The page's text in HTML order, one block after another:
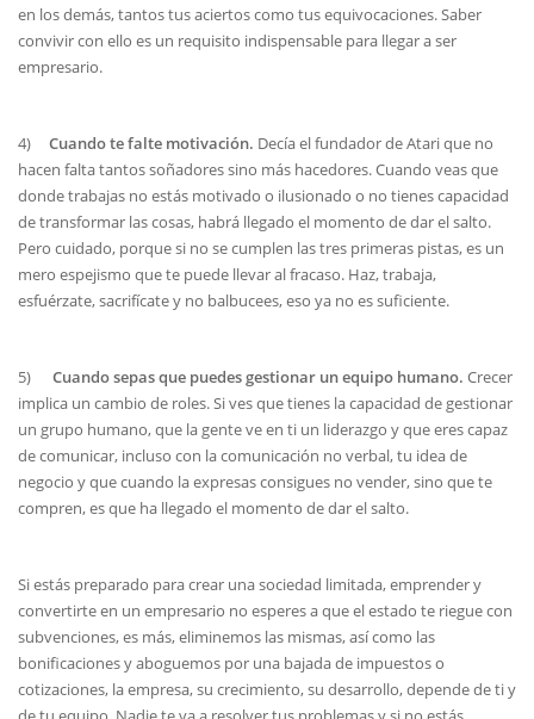
en los demás, tantos tus aciertos como tus equivocaciones. Saber
convivir con ello es un requisito indispensable para llegar a ser
empresario.
4) Cuando te falte motivación. Decía el fundador de Atari que no
hacen falta tantos soñadores sino más hacedores. Cuando veas que
donde trabajas no estás motivado o ilusionado o no tienes capacidad
de transformar las cosas, habrá llegado el momento de dar el salto.
Pero cuidado, porque si no se cumplen las tres primeras pistas, es un
mero espejismo que te puede llevar al fracaso. Haz, trabaja,
esfuérzate, sacrifícate y no balbucees, eso ya no es suficiente.
5) Cuando sepas que puedes gestionar un equipo humano. Crecer
implica un cambio de roles. Si ves que tienes la capacidad de gestionar
un grupo humano, que la gente ve en ti un liderazgo y que eres capaz
de comunicar, incluso con la comunicación no verbal, tu idea de
negocio y que cuando la expresas consigues no vender, sino que te
compren, es que ha llegado el momento de dar el salto.
Si estás preparado para crear una sociedad limitada, emprender y
convertirte en un empresario no esperes a que el estado te riegue con
subvenciones, es más, eliminemos las mismas, así como las
bonificaciones y aboguemos por una bajada de impuestos o
cotizaciones, la empresa, su crecimiento, su desarrollo, depende de ti y